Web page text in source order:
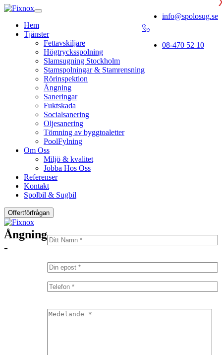
info@spolosug.se
08-470 52 10
Hem
Tjänster
Fettavskiljare
Högtrycksspolning
Slamsugning Stockholm
Stamspolningar & Stamrensning
Rörinspektion
Ångning
Saneringar
Fuktskada
Socialsanering
Oljesanering
Tömning av byggtoaletter
PoolFylning
Om Oss
Miljö & kvalitet
Jobba Hos Oss
Referenser
Kontakt
Spolbil & Sugbil
Offertförfrågan
Ångning
-